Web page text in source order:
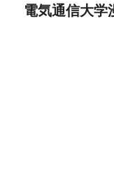
電気通信大